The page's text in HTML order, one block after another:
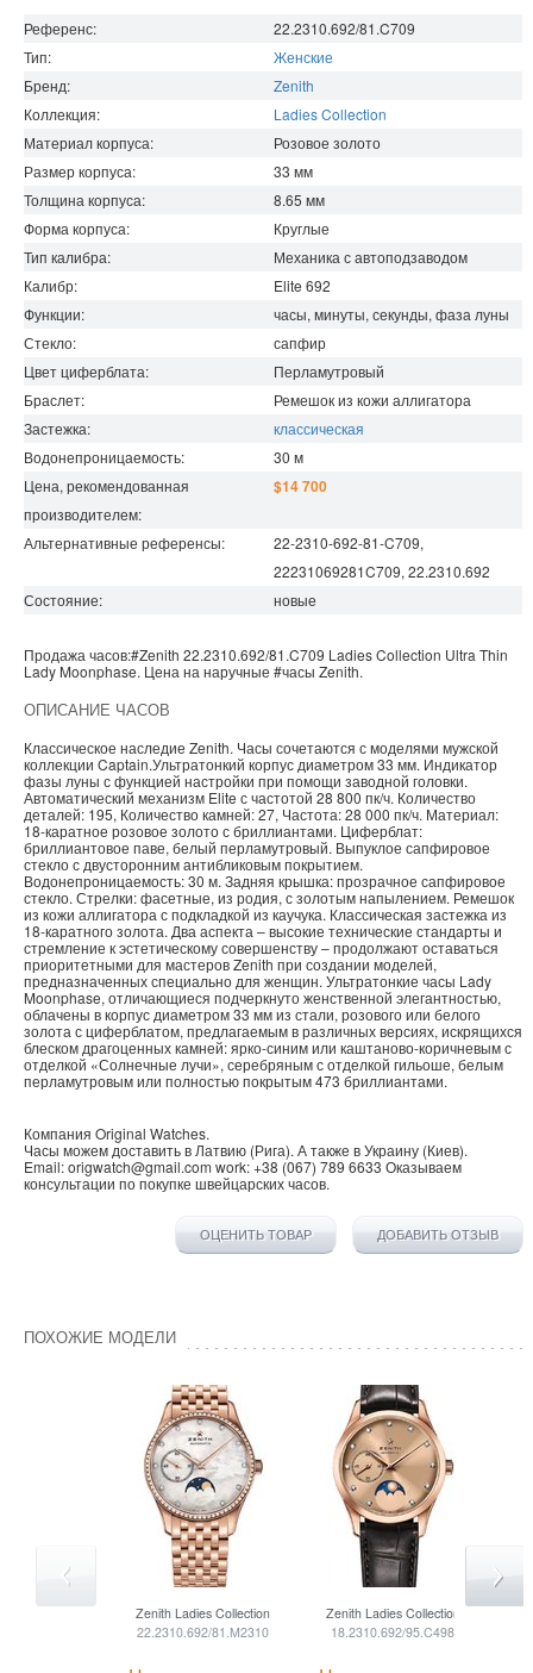
Референс:
22.2310.692/81.C709
Тип:
Женские
Бренд:
Zenith
Коллекция:
Ladies Collection
Материал корпуса:
Розовое золото
Размер корпуса:
33 мм
Толщина корпуса:
8.65 мм
Форма корпуса:
Круглые
Тип калибра:
Механика с автоподзаводом
Калибр:
Elite 692
Функции:
часы, минуты, секунды, фаза луны
Стекло:
сапфир
Цвет циферблата:
Перламутровый
Браслет:
Ремешок из кожи аллигатора
Застежка:
классическая
Водонепроницаемость: 30 м
Цена, рекомендованная
производителем:
$14 700
Альтернативные референсы:
22-2310-692-81-C709,
22231069281C709, 22.2310.692
Состояние:
новые
Продажа часов:#Zenith 22.2310.692/81.C709 Ladies Collection Ultra Thin
Lady Moonphase. Цена на наручные #часы Zenith.
ОПИСАНИЕ ЧАСОВ
Классическое наследие Zenith. Часы сочетаются с моделями мужской
коллекции Captain.Ультратонкий корпус диаметром 33 мм. Индикатор
фазы луны с функцией настройки при помощи заводной головки.
Автоматический механизм Elite с частотой 28 800 пк/ч. Количество
деталей: 195, Количество камней: 27, Частота: 28 000 пк/ч. Материал:
18-каратное розовое золото с бриллиантами. Циферблат:
бриллиантовое паве, белый перламутровый. Выпуклое сапфировое
стекло с двусторонним антибликовым покрытием.
Водонепроницаемость: 30 м. Задняя крышка: прозрачное сапфировое
стекло. Стрелки: фасетные, из родия, с золотым напылением. Ремешок
из кожи аллигатора с подкладкой из каучука. Классическая застежка из
18-каратного золота. Два аспекта – высокие технические стандарты и
стремление к эстетическому совершенству – продолжают оставаться
приоритетными для мастеров Zenith при создании моделей,
предназначенных специально для женщин. Ультратонкие часы Lady
Moonphase, отличающиеся подчеркнуто женственной элегантностью,
облачены в корпус диаметром 33 мм из стали, розового или белого
золота с циферблатом, предлагаемым в различных версиях, искрящихся
блеском драгоценных камней: ярко-синим или каштаново-коричневым с
отделкой «Солнечные лучи», серебряным с отделкой гильоше, белым
перламутровым или полностью покрытым 473 бриллиантами.
Компания Original Watches.
Часы можем доставить в Латвию (Рига). А также вУкраину (Киев).
Email:origwatch@gmail.com work:+38 (067) 789 6633 Оказываем
консультации по покупке швейцарских часов.
ОЦЕНИТЬ ТОВАР ДОБАВИТЬ ОТЗЫВ
ПОХОЖИЕ МОДЕЛИ
ZenithLadies Collection
22.2310.692/81.M2310
ZenithLadies Collection
18.2310.692/95.C498